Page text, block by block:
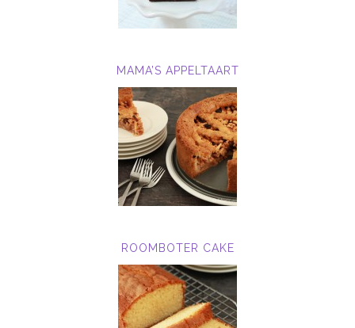
MAMA’S APPELTAART
ROOMBOTER CAKE